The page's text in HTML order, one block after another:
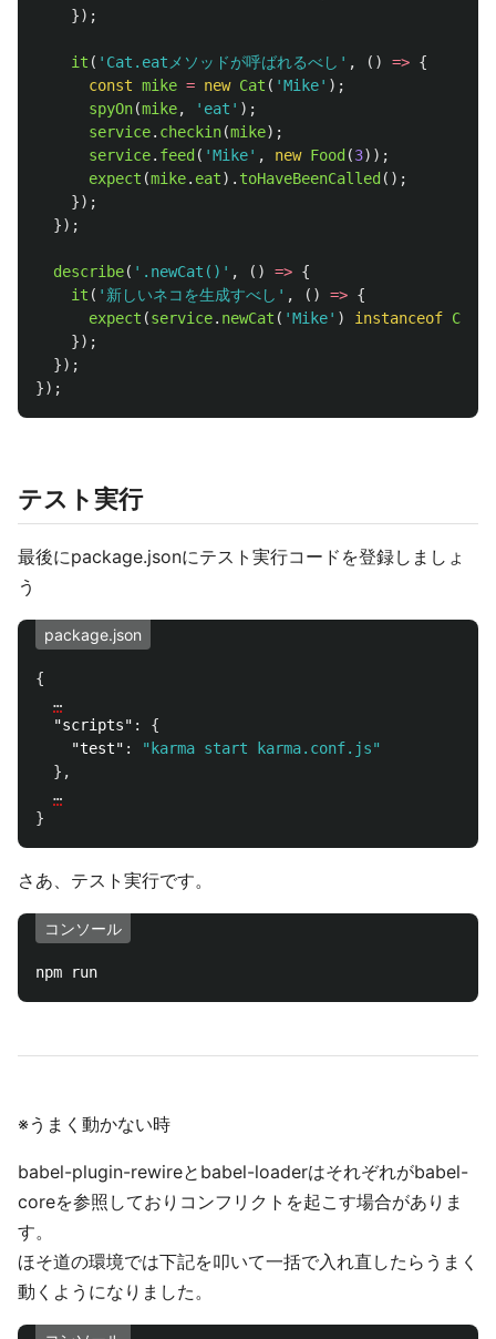
});
it ( ' Cat.eatメソッドが呼ばれるべし ' , () => {
const mike = new Cat ( 'Mike' );
spyOn(mike, ' eat ' );
service. checkin(mike);
service. feed ( 'Mike' , new Food (3));
expect (mike. eat). toHaveBeenCalled ();
});
});
describe( ' .newCat() ' , () => {
it ( ' 新しいネコを生成すべし ' , () => {
expect (service. newCat ( 'Mike' ) instanceof Cat
});
});
});
テスト実行
最後にpackage.jsonにテスト実行コードを登録しましょ
う
package.json
{
…
"scripts" :
{
"test" :
"karma start karma.conf.js"
},
…
}
さあ、テスト実行です。
コンソール
※うまく動かない時
babel-plugin-rewireとbabel-loaderはそれぞれがbabel-
coreを参照しておりコンフリクトを起こす場合がありま
す。
ほそ道の環境では下記を叩いて一括で入れ直したらうまく
動くようになりました。